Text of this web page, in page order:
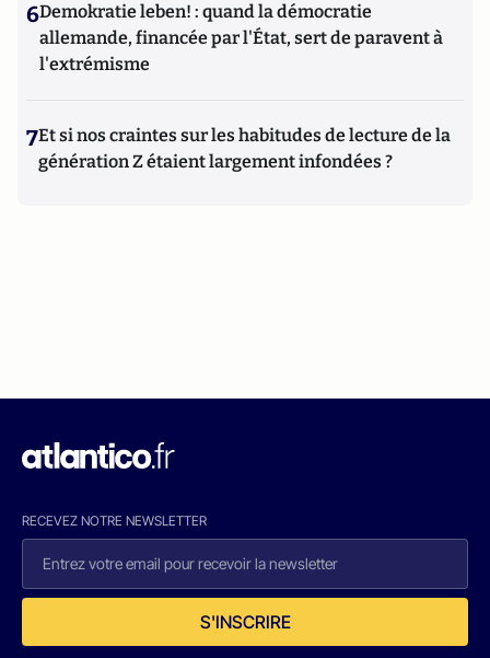
6Demokratie leben! : quand la démocratie
allemande, financée par l'État, sert de paravent à
l'extrémisme
7Et si nos craintes sur les habitudes de lecture de la
génération Z étaient largement infondées ?
RECEVEZ NOTRE NEWSLETTER
S'INSCRIRE